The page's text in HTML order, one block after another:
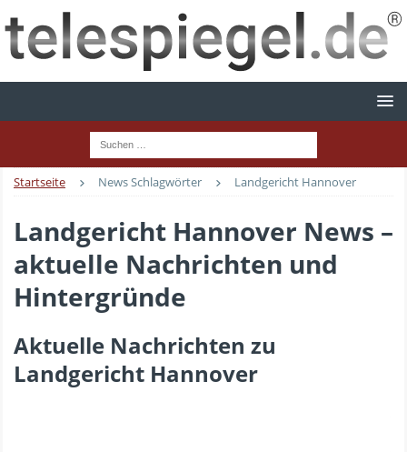
Startseite News Schlagwörter Landgericht Hannover
Landgericht Hannover News –
aktuelle Nachrichten und
Hintergründe
Aktuelle Nachrichten zu
Landgericht Hannover